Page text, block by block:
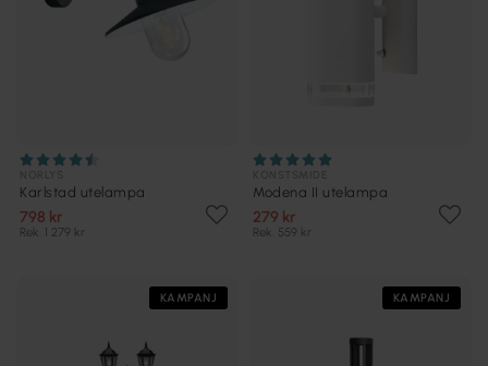
Karlstad utelampa
798 kr
Rek. 1 279 kr
Modena II utelampa
279 kr
Rek. 559 kr
KAMPANJ KAMPANJ